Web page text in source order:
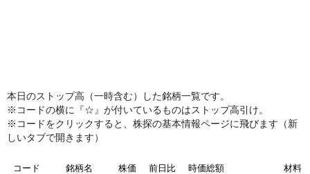
本日のストップ高（一時含む）した銘柄一覧です。
※コードの横に『☆』が付いているものはストップ高引け。
※コードをクリックすると、株探の基本情報ページに飛びます（新
しいタブで開きます）
コード 銘柄名 株価 前日比 時価総額 材料